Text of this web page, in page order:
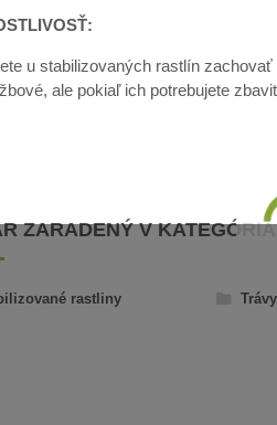
u stabilizovaných rastlín
ale pokiaľ ich potrebujete
ZARADENÝ V
rastliny